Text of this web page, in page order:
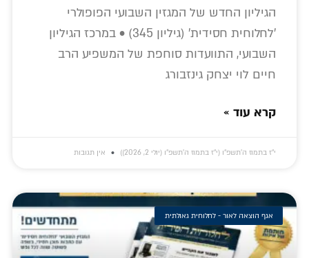
הגיליון החדש של המגזין השבועי הפופולרי
'לחלוחית חסידית' (גיליון 345) • במרכז הגיליון
השבועי, התוועדות סוחפת של המשפיע הרב
חיים לוי יצחק גינזבורג
קרא עוד »
י״ז בתמוז ה׳תשפ״ו (י״ז בתמוז ה׳תשפ״ו (יולי 2, 2026)) אין תגובות
אגף הוצאה לאור - לחלוחית גאולתית